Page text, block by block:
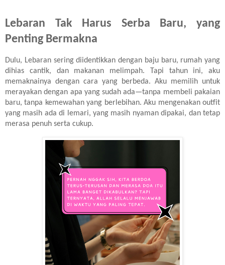
Lebaran Tak Harus Serba Baru, yang
Penting Bermakna
Dulu, Lebaran sering diidentikkan dengan baju baru, rumah yang
dihias cantik, dan makanan melimpah. Tapi tahun ini, aku
memaknainya dengan cara yang berbeda. Aku memilih untuk
merayakan dengan apa yang sudah ada—tanpa membeli pakaian
baru, tanpa kemewahan yang berlebihan. Aku mengenakan outfit
yang masih ada di lemari, yang masih nyaman dipakai, dan tetap
merasa penuh serta cukup.